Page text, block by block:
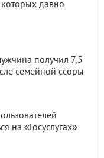
которых давно
получил 7,5
семейной ссоры
на «Госуслугах»